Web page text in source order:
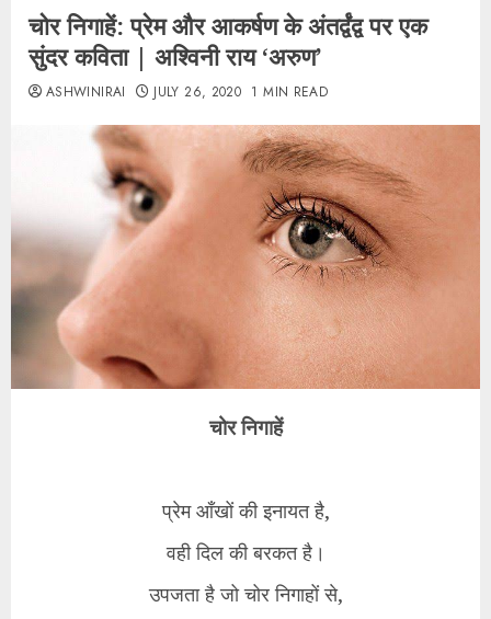
चोर निगाहें: प्रेम और आकर्षण के अंतर्द्वंद्व पर एक
सुंदर कविता | अश्विनी राय ‘अरुण’
ASHWINIRAI JULY 26, 2020 1 MIN READ
चोर निगाहें
​प्रेम आँखों की इनायत है,
वही दिल की बरकत है।
उपजता है जो चोर निगाहों से,